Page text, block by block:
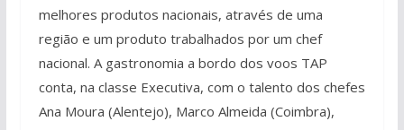
melhores produtos nacionais, através de uma
região e um produto trabalhados por um chef
nacional. A gastronomia a bordo dos voos TAP
conta, na classe Executiva, com o talento dos chefes
Ana Moura (Alentejo), Marco Almeida (Coimbra),